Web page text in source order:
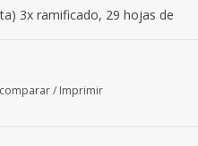
3x ramificado, 29 hojas de
/ Imprimir